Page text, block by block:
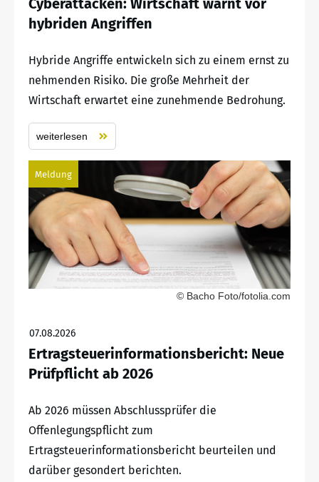
Cyberattacken: Wirtschaft warnt vor
hybriden Angriffen
Hybride Angriffe entwickeln sich zu einem ernst zu
nehmenden Risiko. Die große Mehrheit der
Wirtschaft erwartet eine zunehmende Bedrohung.
weiterlesen
Meldung
© Bacho Foto/fotolia.com
07.08.2026
Ertragsteuerinformationsbericht: Neue
Prüfpflicht ab 2026
Ab 2026 müssen Abschlussprüfer die
Offenlegungspflicht zum
Ertragsteuerinformationsbericht beurteilen und
darüber gesondert berichten.